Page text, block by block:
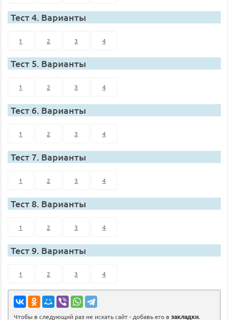
Тест 4. Варианты
1 2 3 4
Тест 5. Варианты
1 2 3 4
Тест 6. Варианты
1 2 3 4
Тест 7. Варианты
1 2 3 4
Тест 8. Варианты
1 2 3 4
Тест 9. Варианты
1 2 3 4
Чтобы в следующий раз не искать сайт - добавь его в закладки.